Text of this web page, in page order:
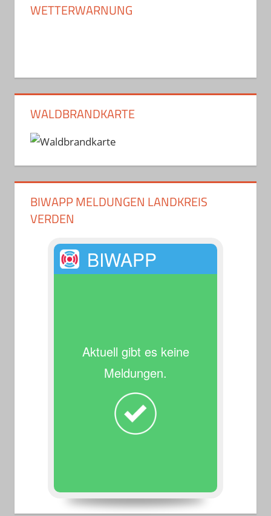
WETTERWARNUNG
WALDBRANDKARTE
BIWAPP MELDUNGEN LANDKREIS
VERDEN
BIWAPP
Aktuell gibt es keine
Meldungen.